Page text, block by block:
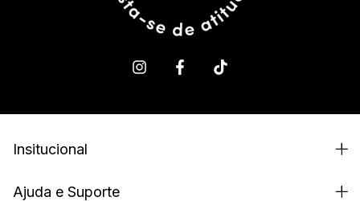
Insitucional
Ajuda e Suporte